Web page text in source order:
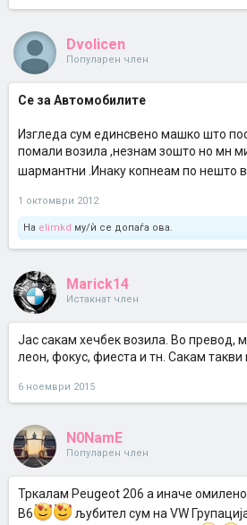
Dvolicen
Популарен член
Се за Автомобилите
Изгледа сум единсвено машко што
помали возила ,незнам зошто но мн
шармантни .Инаку копнеам по нешто
1 октомври 2012
На elimkd му/ѝ се допаѓа ова.
Marick14
Истакнат член
Јас сакам хечбек возила. Во превод,
леон, фокус, фиеста и тн. Сакам такви
6 ноември 2015
N0NamE
Популарен член
Тркалам Peugeot 206 а иначе
B6
љубител сум на VW